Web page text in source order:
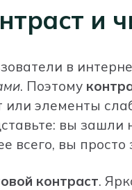
и
в
. Поэтому
или элементы
вы зашли
всего, вы просто
контраст.